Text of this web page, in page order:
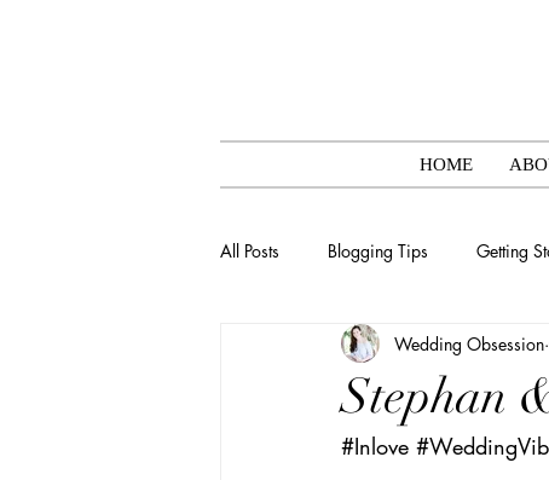
HOME
All Posts Blogging Tips Getting
Stephan
Wedding Obsession
#Inlove